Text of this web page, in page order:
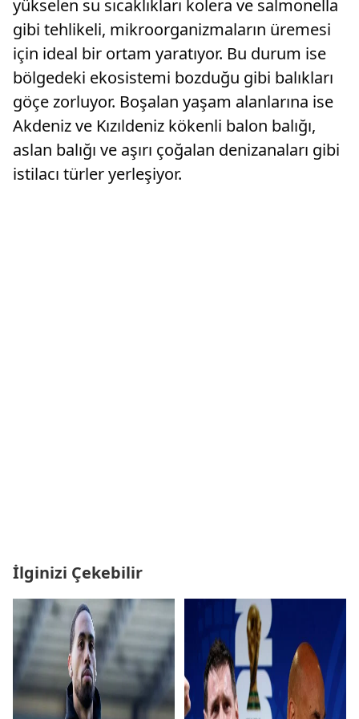
yükselen su sıcaklıkları kolera ve salmonella
gibi tehlikeli, mikroorganizmaların üremesi
için ideal bir ortam yaratıyor. Bu durum ise
bölgedeki ekosistemi bozduğu gibi balıkları
göçe zorluyor. Boşalan yaşam alanlarına ise
Akdeniz ve Kızıldeniz kökenli balon balığı,
aslan balığı ve aşırı çoğalan denizanaları gibi
istilacı türler yerleşiyor.
İlginizi Çekebilir